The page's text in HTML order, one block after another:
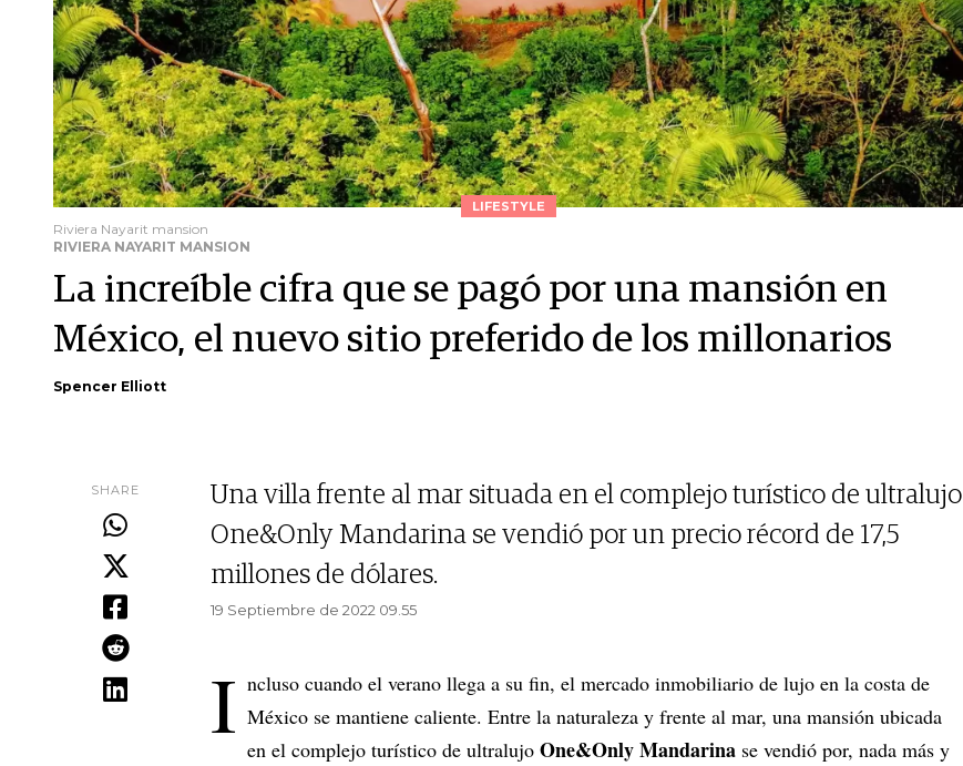
LIFESTYLE
Riviera Nayarit mansion
RIVIERA NAYARIT MANSION
La increíble cifra que se pagó por una mansión en
México, el nuevo sitio preferido de los millonarios
Spencer Elliott
SHARE
Una villa frente al mar situada en el complejo turístico de ultralujo
One&Only Mandarina se vendió por un precio récord de 17,5
millones de dólares.
19 Septiembre de 2022 09.55
I ncluso cuando el verano llega a su fin, el mercado inmobiliario de lujo en la costa de
México se mantiene caliente. Entre la naturaleza y frente al mar, una mansión ubicada
en el complejo turístico de ultralujo One&Only Mandarina se vendió por, nada más y